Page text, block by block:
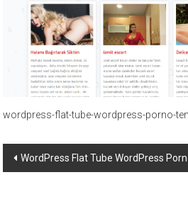
ücretli
temalar,
wordpress
temaları,
temaları,
theme
sitesi.
wordpress-flat-tube-wordpress-porno-
Yazı
WordPress Flat Tube WordPress